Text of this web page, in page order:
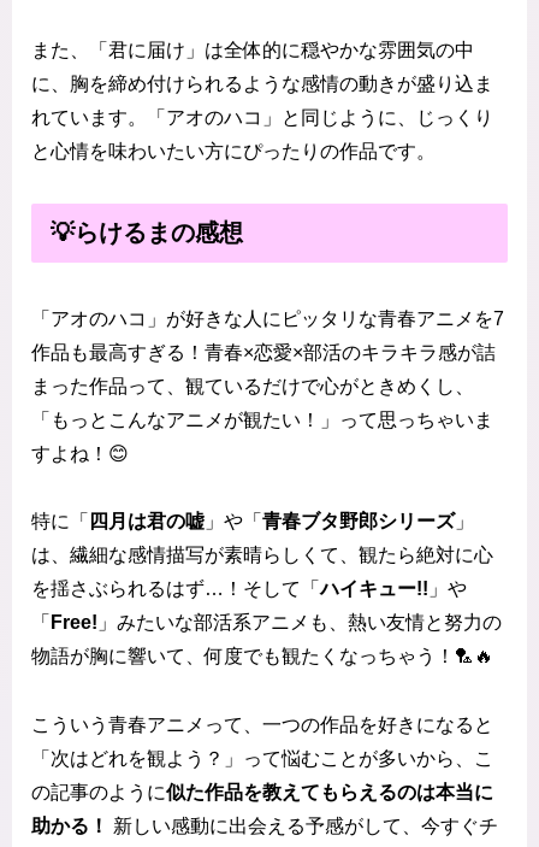
また、「君に届け」は全体的に穏やかな雰囲気の中
に、胸を締め付けられるような感情の動きが盛り込ま
れています。「アオのハコ」と同じように、じっくり
と心情を味わいたい方にぴったりの作品です。
💡らけるまの感想
「アオのハコ」が好きな人にピッタリな青春アニメを7
作品も最高すぎる！青春×恋愛×部活のキラキラ感が詰
まった作品って、観ているだけで心がときめくし、
「もっとこんなアニメが観たい！」って思っちゃいま
すよね！😊
特に「 四月は君の嘘 」や「 青春ブタ野郎シリーズ」
は、繊細な感情描写が素晴らしくて、観たら絶対に心
を揺さぶられるはず…！そして「ハイキュー!! 」や
「 Free! 」みたいな部活系アニメも、熱い友情と努力の
物語が胸に響いて、何度でも観たくなっちゃう！🏸🔥
こういう青春アニメって、一つの作品を好きになると
「次はどれを観よう？」って悩むことが多いから、こ
の記事のように似た作品を教えてもらえるのは本当に
助かる！
新しい感動に出会える予感がして、今すぐチ